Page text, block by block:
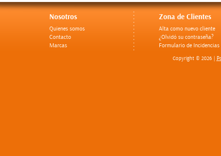
Nosotros
Quienes somos
Contacto
Marcas
Zona de Clientes
Alta como nuevo cliente
¿Olvidó su contraseña?
Formulario de Incidencias
Copyright © 2026 |